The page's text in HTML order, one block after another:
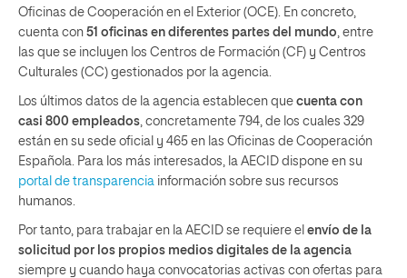
Oficinas de Cooperación en el Exterior (OCE). En concreto,
cuenta con 51 oficinas en diferentes partes del mundo , entre
las que se incluyen los Centros de Formación (CF) y Centros
Culturales (CC) gestionados por la agencia.
Los últimos datos de la agencia establecen que cuenta con
casi 800 empleados , concretamente 794, de los cuales 329
están en su sede oficial y 465 en las Oficinas de Cooperación
Española. Para los más interesados, la AECID dispone en su
portal de transparencia información sobre sus recursos
humanos.
Por tanto, para trabajar en la AECID se requiere el envío de la
solicitud por los propios medios digitales de la agencia
siempre y cuando haya convocatorias activas con ofertas para